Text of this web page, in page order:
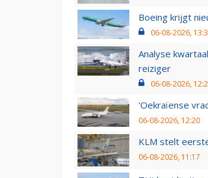
Boeing krijgt
06-08-2026,
Analyse
reiziger
06-08-2026,
'Oekraïense
06-08-2026, 12:20
KLM stelt
06-08-2026, 11:17